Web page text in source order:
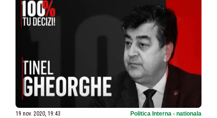
19 nov. 2020, 19:43 Politica Interna - nationala